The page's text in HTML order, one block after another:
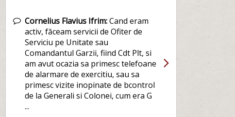
Cornelius Flavius Ifrim:Cand eram
activ, făceam servicii de Ofiter de
Serviciu pe Unitate sau
Comandantul Garzii, fiind Cdt Plt, si
am avut ocazia sa primesc telefoane
de alarmare de exercitiu, sau sa
primesc vizite inopinate de bcontrol
de la Generali si Colonei, cum era G
...